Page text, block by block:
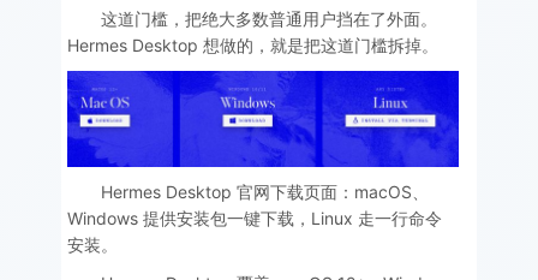
这道门槛，把绝大多数普通用户挡在了外面。
Hermes Desktop 想做的，就是把这道门槛拆掉。
Hermes Desktop 官网下载页面：macOS、
Windows 提供安装包一键下载，Linux 走一行命令
安装。